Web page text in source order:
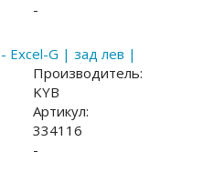
-
Excel-G | зад лев |
Производитель:
KYB
Артикул:
334116
-